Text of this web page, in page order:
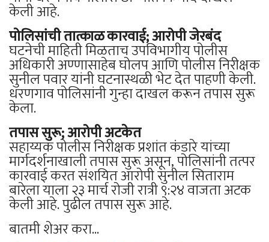
केली आहे.
पोलिसांची तात्काळ कारवाई; आरोपी जेरबंद
घटनेची माहिती मिळताच उपविभागीय पोलीस
अधिकारी अण्णासाहेब घोलप आणि पोलीस निरीक्षक
सुनील पवार यांनी घटनास्थळी भेट देत पाहणी केली.
धरणगाव पोलिसांनी गुन्हा दाखल करून तपास सुरू
केला.
तपास सुरू; आरोपी अटकेत
सहाय्यक पोलीस निरीक्षक प्रशांत कंडारे यांच्या
मार्गदर्शनाखाली तपास सुरू असून, पोलिसांनी तत्पर
कारवाई करत संशयित आरोपी सुनील सिताराम
बारेला याला २३ मार्च रोजी रात्री ९:२४ वाजता अटक
केली आहे. पुढील तपास सुरू आहे.
बातमी शेअर करा...